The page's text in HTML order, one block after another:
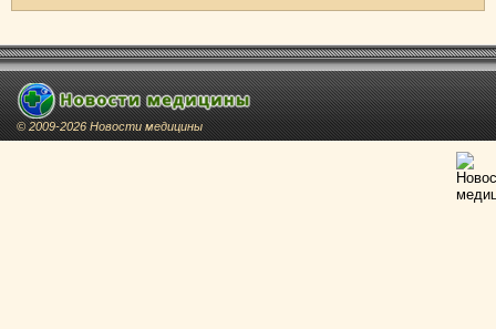
© 2009-2026 Новости медицины